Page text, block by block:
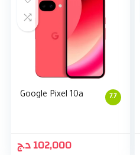
7.7
Google Pixel 10a
102,000د.ج